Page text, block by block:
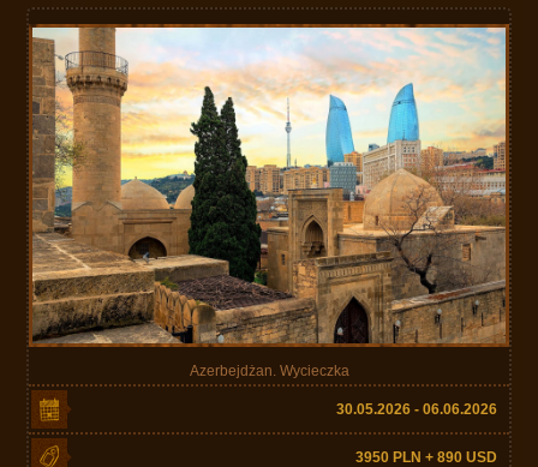
Azerbejdżan. Wycieczka
30.05.2026 - 06.06.2026
3950 PLN + 890 USD